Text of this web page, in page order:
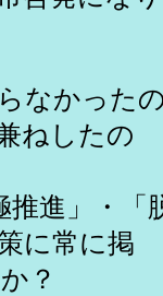
なかっ
ねしたの
進」・「
に常に掲
？